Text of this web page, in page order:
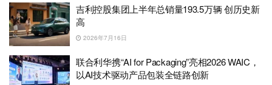
吉利控股集团上半年总销量193.5万辆 创历史新
高
2026年7月16日
联合利华携“AI for Packaging”亮相2026 WAIC，
以AI技术驱动产品包装全链路创新